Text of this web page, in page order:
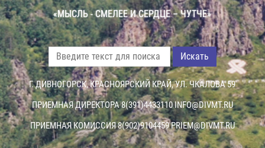
«МЫСЛЬ - СМЕЛЕЕ И СЕРДЦЕ – ЧУТЧЕ»
Искать
Г. ДИВНОГОРСК, КРАСНОЯРСКИЙ КРАЙ, УЛ. ЧКАЛОВА 59
ПРИЕМНАЯ ДИРЕКТОРА 8(391)4433110INFO@DIVMT.RU
ПРИЕМНАЯ КОМИССИЯ 8(902)9104459PRIEM@DIVMT.RU